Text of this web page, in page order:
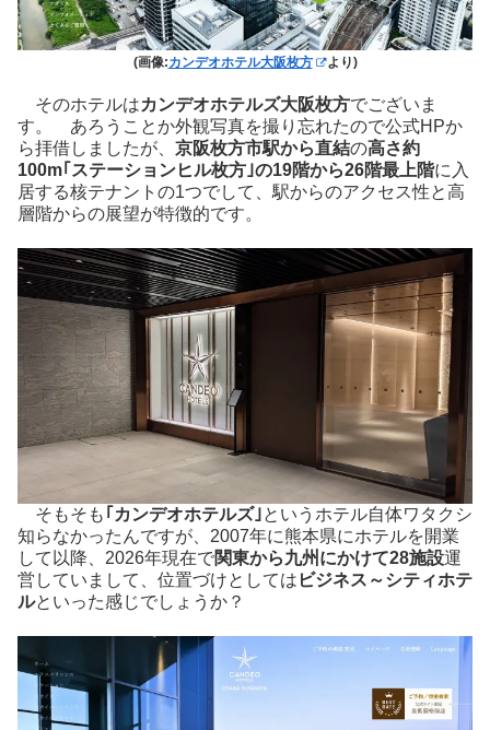
(画像:カンデオホテル大阪枚方 より)
そのホテルはカンデオホテルズ大阪枚方でございま
す。 あろうことか外観写真を撮り忘れたので公式HPか
ら拝借しましたが、 京阪枚方市駅から直結の高さ約
100m｢ステーションヒル枚方｣の19階から26階最上階に入
居する核テナントの1つでして、駅からのアクセス性と高
層階からの展望が特徴的です。
そもそも ｢カンデオホテルズ｣というホテル自体ワタクシ
知らなかったんですが、2007年に熊本県にホテルを開業
して以降、2026年現在で関東から九州にかけて28施設運
営していまして、位置づけとしては ビジネス～シティホテ
ルといった感じでしょうか？